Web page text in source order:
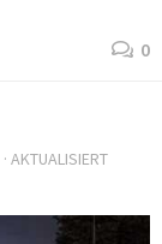
0
· AKTUALISIERT